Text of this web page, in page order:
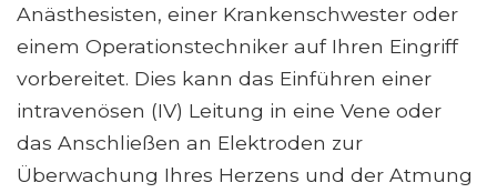
Anästhesisten, einer Krankenschwester oder
einem Operationstechniker auf Ihren Eingriff
vorbereitet. Dies kann das Einführen einer
intravenösen (IV) Leitung in eine Vene oder
das Anschließen an Elektroden zur
Überwachung Ihres Herzens und der Atmung